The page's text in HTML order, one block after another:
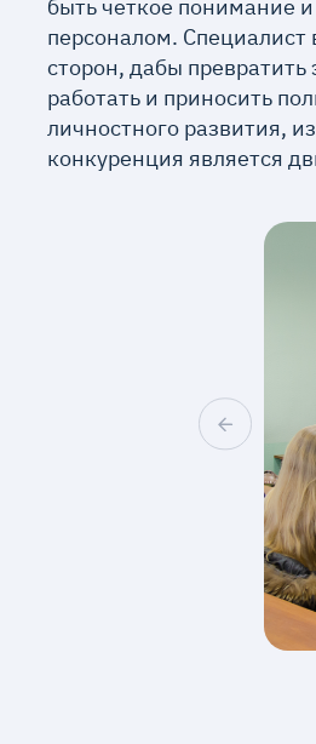
быть четкое понимание
персоналом.
сторон, дабы
работать и приносить
личностного развития,
конкуренция является